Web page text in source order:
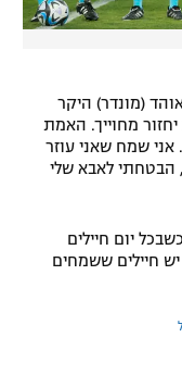
(מונדר) היקר
מחוייך. האמת
אני שמח שאני עוזר
הבטחתי לאבא שלי
יום חיילים
חיילים ששמחים